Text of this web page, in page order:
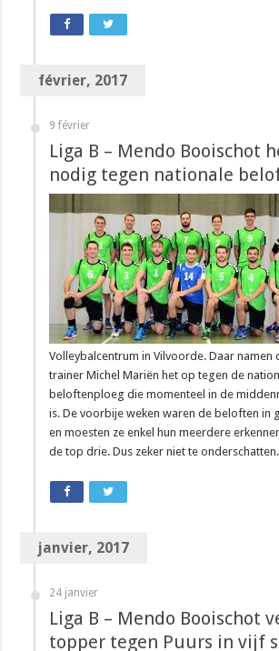
février, 2017
9 février
Liga B – Mendo Booischot
nodig tegen nationale
Volleybalcentrum in Vilvoorde. Daar namen
trainer Michel Mariën het op tegen de
beloftenploeg die momenteel in de
is. De voorbije weken waren de beloften in
en moesten ze enkel hun meerdere
de top drie. Dus zeker niet te
janvier, 2017
24 janvier
Liga B – Mendo Booischot
topper tegen Puurs in vijf